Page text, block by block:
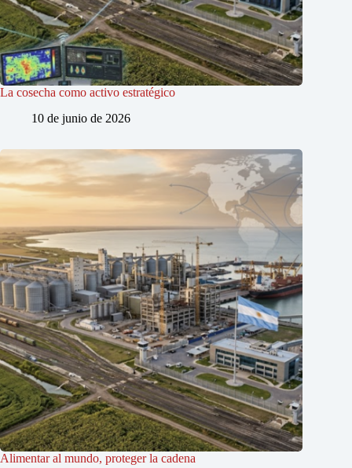
La cosecha como activo estratégico
10 de junio de 2026
Alimentar al mundo, proteger la cadena